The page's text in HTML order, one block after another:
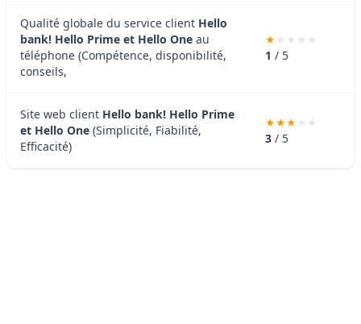
Qualité globale du service client Hello
bank! Hello Prime et Hello One au
téléphone (Compétence, disponibilité,
conseils,
1 / 5
Site web client Hello bank! Hello Prime
et Hello One (Simplicité, Fiabilité,
Efficacité)
3 / 5